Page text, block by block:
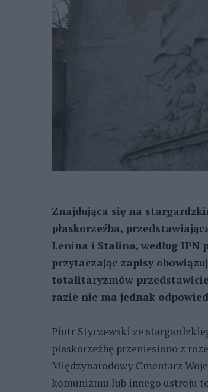
Znajdująca się na
płaskorzeźba,
Lenina i Stalina, według
przytaczając zapisy
totalitaryzmów
razie nie ma jednak
Piotr Styczewski ze
płaskorzeźbę przeniesiono z
Międzynarodowy Cmentarz
komunizmu lub innego ustroju